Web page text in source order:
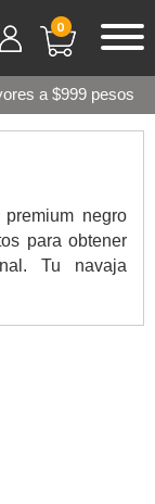
0
a $999 pesos
negro
para obtener
Tu navaja